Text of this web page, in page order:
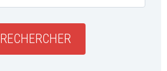
RECHERCHER